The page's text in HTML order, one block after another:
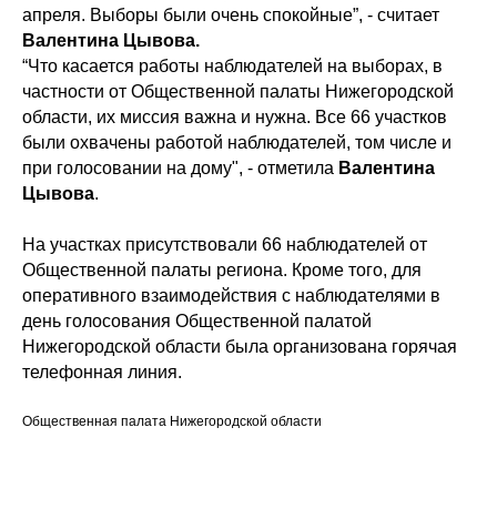
апреля. Выборы были очень спокойные”, - считает
Валентина Цывова.
“Что касается работы наблюдателей на выборах, в
частности от Общественной палаты Нижегородской
области, их миссия важна и нужна. Все 66 участков
были охвачены работой наблюдателей, том числе и
при голосовании на дому", - отметила Валентина
Цывова.
На участках присутствовали 66 наблюдателей от
Общественной палаты региона. Кроме того, для
оперативного взаимодействия с наблюдателями в
день голосования Общественной палатой
Нижегородской области была организована горячая
телефонная линия.
Общественная палата Нижегородской области